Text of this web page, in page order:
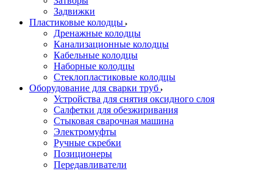
Задвижки
Пластиковые колодцы
Дренажные колодцы
Канализационные колодцы
Кабельные колодцы
Наборные колодцы
Стеклопластиковые колодцы
Оборудование для сварки труб
Устройства для снятия оксидного слоя
Салфетки для обезжиривания
Стыковая сварочная машина
Электромуфты
Ручные скребки
Позиционеры
Передавливатели